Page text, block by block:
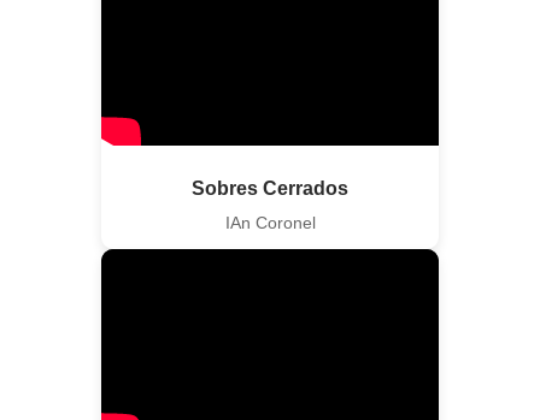
Sobres Cerrados
IAn Coronel